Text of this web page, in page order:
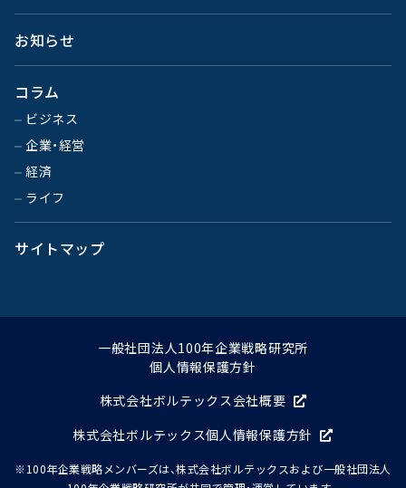
お知らせ
コラム
ビジネス
企業・経営
経済
ライフ
サイトマップ
一般社団法人100年企業戦略研究所
個人情報保護方針
株式会社ボルテックス会社概要
株式会社ボルテックス個人情報保護方針
※100年企業戦略メンバーズは、株式会社ボルテックスおよび一般社団法人